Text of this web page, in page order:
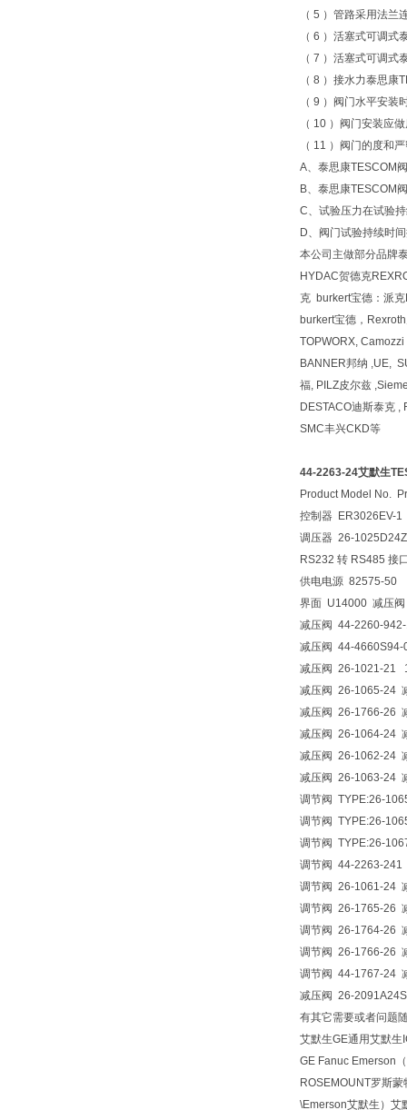
（ 5 ）管路采用法
（ 6 ）活塞式可调
（ 7 ）活塞式可调
（ 8 ）接水力泰思
（ 9 ）阀门水平安
（ 10 ）阀门安装应
（ 11 ）阀门的度和
A、泰思康TESCOM
B、泰思康TESCOM
C、试验压力在试验
D、阀门试验持续时
本公司主做部分品牌
HYDAC贺德克
克 burkert宝德：派
burkert宝德，
TOPWORX,
BANNER邦纳 ,UE,
福, PILZ皮尔兹
DESTACO迪斯泰克
SMC丰兴CKD等
44-2263-24艾默生
Product Model No.
控制器 ER3026EV-
调压器 26-
RS232 转 RS485
供电电源 82575-
界面 U14000 减压
减压阀 44-2260-
减压阀 44-
减压阀 26-1021-21
减压阀 26-1065-24
减压阀 26-1766-26
减压阀 26-1064-24
减压阀 26-1062-24
减压阀 26-1063-24
调节阀 TYPE:26-
调节阀 TYPE:26-
调节阀 TYPE:26-
调节阀 44-2263-241
调节阀 26-1061-24
调节阀 26-1765-26
调节阀 26-1764-26
调节阀 26-1766-26
调节阀 44-1767-24
减压阀 26-
有其它需要或者问题
艾默生GE通用艾默
GE Fanuc Emerson
ROSEMOUNT罗斯
\Emerson艾默生）艾